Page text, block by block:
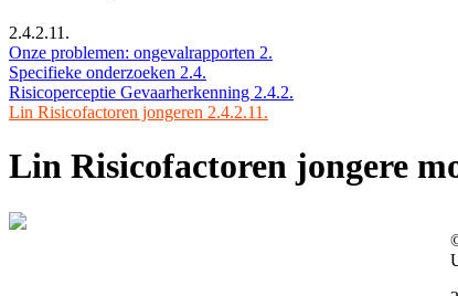
2.4.2.11.
Onze problemen: ongevalrapporten 2.
Specifieke onderzoeken 2.4.
Risicoperceptie Gevaarherkenning 2.4.2.
Lin Risicofactoren jongeren 2.4.2.11.
Lin Risicofactoren jongere